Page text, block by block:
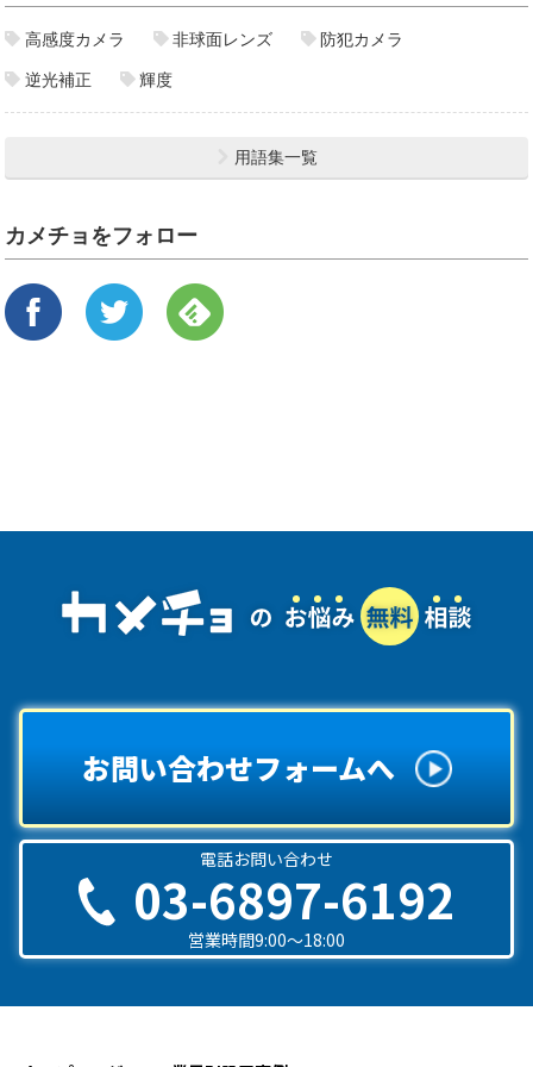
高感度カメラ 非球面レンズ 防犯カメラ
逆光補正 輝度
用語集一覧
カメチョをフォロー
お問い合わせフォームへ
電話お問い合わせ
03-6897-6192
営業時間9:00〜18:00